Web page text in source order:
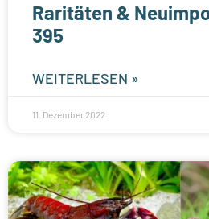
Raritäten &
395
WEITERLESEN »
11. Dezember 2022